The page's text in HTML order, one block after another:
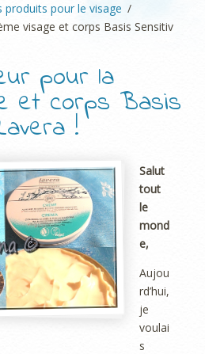
produits pour le visage
visage et corps Basis Sensitiv
pour la
et corps Basis
!
Salut
tout
le
mond
e,
Aujou
rd’hui,
je
voulai
s